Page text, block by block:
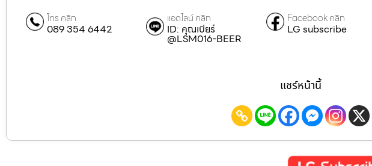
โทร คลิก
089 354 6442
แอดไลน์ คลิก
ID: คุณเบียร์
@LSM016-BEER
Facebook คลิก
LG subscribe
แชร์หน้านี้